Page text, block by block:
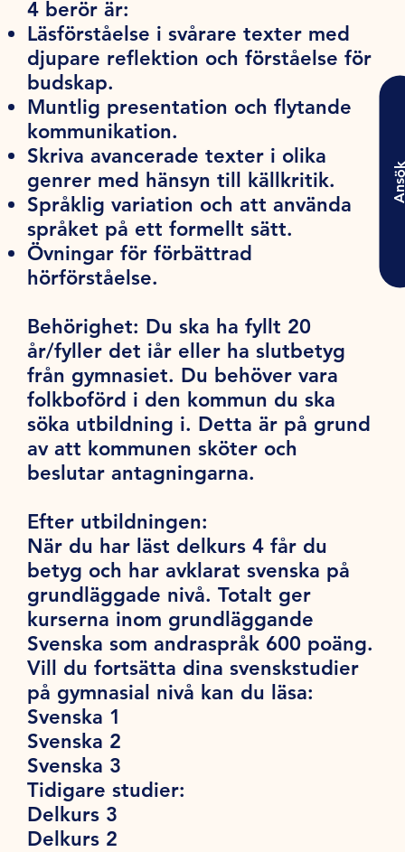
4 berör är:
Läsförståelse i svårare texter med
djupare reflektion och förståelse för
budskap.
Muntlig presentation och flytande
kommunikation.
Skriva avancerade texter i olika
genrer med hänsyn till källkritik.
Språklig variation och att använda
språket på ett formellt sätt.
Övningar för förbättrad
hörförståelse.
Behörighet: Du ska ha fyllt 20
år/fyller det iår eller ha slutbetyg
från gymnasiet. Du behöver vara
folkboförd i den kommun du ska
söka utbildning i. Detta är på grund
av att kommunen sköter och
beslutar antagningarna.
Efter utbildningen:
När du har läst delkurs 4 får du
betyg och har avklarat svenska på
grundläggade nivå. Totalt ger
kurserna inom grundläggande
Svenska som andraspråk 600 poäng.
Vill du fortsätta dina svenskstudier
på gymnasial nivå kan du läsa:
Svenska 1
Svenska 2
Svenska 3
Tidigare studier:
Delkurs 3
Delkurs 2